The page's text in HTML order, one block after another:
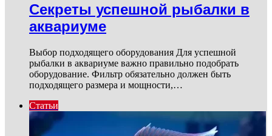
Секреты успешной рыбалки в
аквариуме
Выбор подходящего оборудования Для успешной
рыбалки в аквариуме важно правильно подобрать
оборудование. Фильтр обязательно должен быть
подходящего размера и мощности,…
Статьи